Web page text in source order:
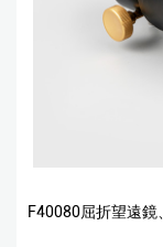
F40080屈折望遠